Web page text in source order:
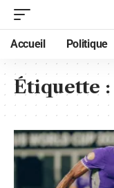
Accueil Politique
Étiquette :